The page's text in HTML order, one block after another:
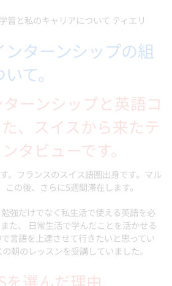
習と私のキャリアについて ティエリ
ターンシップの組
て。
ーンシップと英語コ
、スイスから来たテ
タビューです。
。フランスのスイス語圏出身です。マル
の後、さらに5週間滞在します。
強だけでなく私生活で使える英語を必
た、 日常生活で学んだことを活かせる
言語を上達させて行きたいと思ってい
朝のレッスンを受講していました。
を選んだ理由